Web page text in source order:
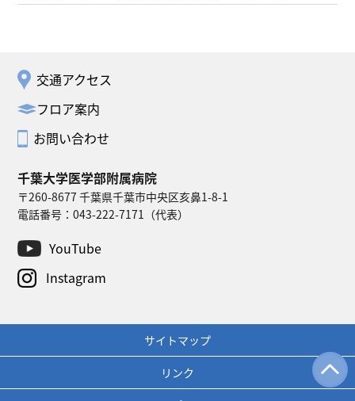
千葉大学医学部附属病院
〒260-8677 千葉県千葉市中央区亥鼻1-8-1
電話番号：043-222-7171 （代表）
YouTube
Instagram
交通アクセス
フロア案内
お問い合わせ
サイトマップ
リンク